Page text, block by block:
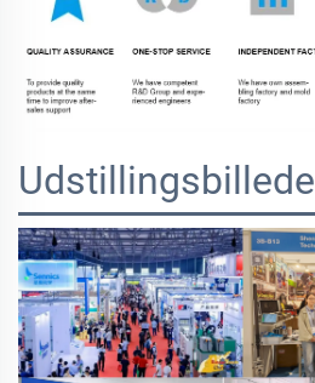
Udstillingsbillede